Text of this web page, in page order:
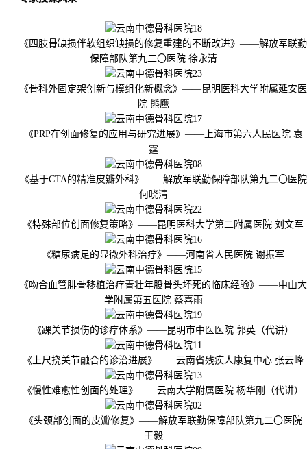
《四肢骨缺损伴软组织缺损的修复重建的不断改进》——解放军联勤
保障部队第九二〇医院 徐永清
《骨科外固定架创新与模组化新概念》——昆明医科大学附属延安医
院 熊鹰
《PRP在创面修复的应用与研究进展》——上海市第六人民医院 袁
霆
《基于CTA的精准皮瓣外科》——解放军联勤保障部队第九二〇医院
何晓清
《特殊部位创面修复策略》——昆明医科大学第二附属医院 刘文军
《糖尿病足的显微外科治疗》——河南省人民医院 谢振军
《吻合血管腓骨移植治疗青壮年股骨头坏死的临床经验》——中山大
学附属第五医院 蔡喜雨
《踝关节损伤的诊疗体系》——昆明市中医医院 郭英（代讲）
《上尺挠关节融合的诊治进展》——云南省残疾人康复中心 张云峰
《慢性难愈性创面的处理》——云南大学附属医院 杨华刚（代讲）
《头颈部创面的皮瓣修复》——解放军联勤保障部队第九二〇医院
王毅